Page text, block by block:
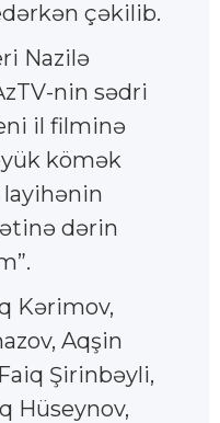
çəkilib.
Nazilə
nin sədri
il filminə
kömək
dərin
Kərimov,
Aqşin
Şirinbəyli,
Hüseynov,